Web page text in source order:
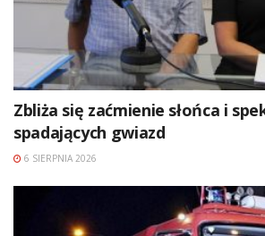
Zbliża się zaćmienie słońca i
spadających gwiazd
6 SIERPNIA 2026